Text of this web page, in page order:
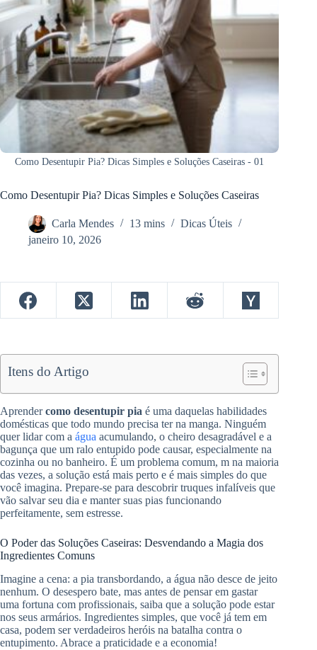
Como Desentupir Pia? Dicas Simples e Soluções Caseiras - 01
Como Desentupir Pia? Dicas Simples e Soluções Caseiras
Carla Mendes 13 mins
Dicas Úteis
janeiro 10, 2026
Itens do Artigo
Aprendercomo desentupir pia é uma daquelas habilidades
domésticas que todo mundo precisa ter na manga. Ninguém
quer lidar com a água acumulando, o cheiro desagradável e a
bagunça que um ralo entupido pode causar, especialmente na
cozinha ou no banheiro. É um problema comum, m na maioria
das vezes, a solução está mais perto e é mais simples do que
você imagina. Prepare-se para descobrir truques infalíveis que
vão salvar seu dia e manter suas pias funcionando
perfeitamente, sem estresse.
O Poder das Soluções Caseiras: Desvendando a Magia dos
Ingredientes Comuns
Imagine a cena: a pia transbordando, a água não desce de jeito
nenhum. O desespero bate, mas antes de pensar em gastar
uma fortuna com profissionais, saiba que a solução pode estar
nos seus armários. Ingredientes simples, que você já tem em
casa, podem ser verdadeiros heróis na batalha contra o
entupimento. Abrace a praticidade e a economia!